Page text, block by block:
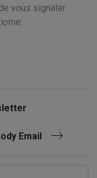
vous signaler
Email